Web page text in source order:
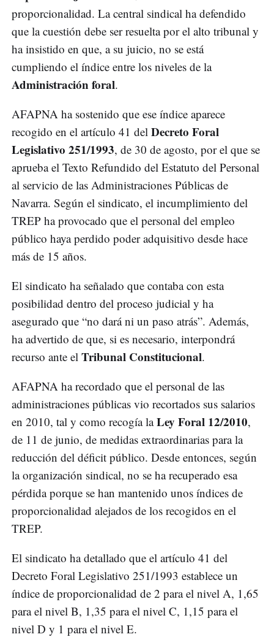
proporcionalidad. La central sindical ha defendido
que la cuestión debe ser resuelta por el alto tribunal y
ha insistido en que, a su juicio, no se está
cumpliendo el índice entre los niveles de la
Administración foral.
AFAPNA ha sostenido que ese índice aparece
recogido en el artículo 41 del Decreto Foral
Legislativo 251/1993, de 30 de agosto, por el que se
aprueba el Texto Refundido del Estatuto del Personal
al servicio de las Administraciones Públicas de
Navarra. Según el sindicato, el incumplimiento del
TREP ha provocado que el personal del empleo
público haya perdido poder adquisitivo desde hace
más de 15 años.
El sindicato ha señalado que contaba con esta
posibilidad dentro del proceso judicial y ha
asegurado que “no dará ni un paso atrás”. Además,
ha advertido de que, si es necesario, interpondrá
recurso ante el Tribunal Constitucional.
AFAPNA ha recordado que el personal de las
administraciones públicas vio recortados sus salarios
en 2010, tal y como recogía laLey Foral 12/2010,
de 11 de junio, de medidas extraordinarias para la
reducción del déficit público. Desde entonces, según
la organización sindical, no se ha recuperado esa
pérdida porque se han mantenido unos índices de
proporcionalidad alejados de los recogidos en el
TREP.
El sindicato ha detallado que el artículo 41 del
Decreto Foral Legislativo 251/1993 establece un
índice de proporcionalidad de 2 para el nivel A, 1,65
para el nivel B, 1,35 para el nivel C, 1,15 para el
nivel D y 1 para el nivel E.